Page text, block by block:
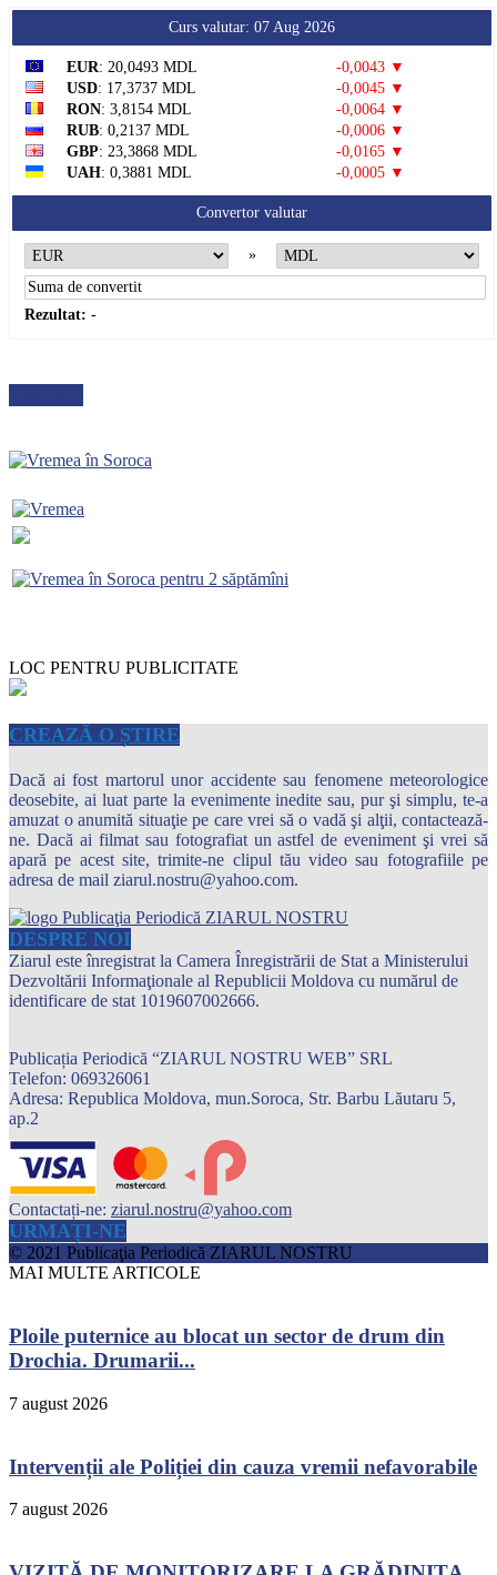
Curs valutar: 07 Aug 2026
EUR: 20,0493 MDL
-0,0043 ▼
USD: 17,3737 MDL
-0,0045 ▼
RON: 3,8154 MDL
-0,0064 ▼
RUB: 0,2137 MDL
-0,0006 ▼
GBP: 23,3868 MDL
-0,0165 ▼
UAH: 0,3881 MDL -0,0005 ▼
Convertor valutar
»
Rezultat: -
LOC PENTRU PUBLICITATE
CREAZĂ O ȘTIRE
Dacă ai fost martorul unor accidente sau fenomene meteorologice
deosebite, ai luat parte la evenimente inedite sau, pur şi simplu, te-a
amuzat o anumită situaţie pe care vrei să o vadă şi alţii, contactează-
ne. Dacă ai filmat sau fotografiat un astfel de eveniment şi vrei să
apară pe acest site, trimite-ne clipul tău video sau fotografiile pe
adresa de mail ziarul.nostru@yahoo.com.
DESPRE NOI
Ziarul este înregistrat la Camera Înregistrării de Stat a Ministerului
Dezvoltării Informaţionale al Republicii Moldova cu numărul de
identificare de stat 1019607002666.
Publicația Periodică “ZIARUL NOSTRU WEB” SRL
Telefon: 069326061
Adresa: Republica Moldova, mun.Soroca, Str. Barbu Lăutaru 5,
ap.2
Contactați-ne: ziarul.nostru@yahoo.com
URMAȚI-NE
© 2021 Publicaţia Periodică ZIARUL NOSTRU
MAI MULTE ARTICOLE
Ploile puternice au blocat un sector de drum din
Drochia. Drumarii...
7 august 2026
Intervenții ale Poliției din cauza vremii nefavorabile
7 august 2026